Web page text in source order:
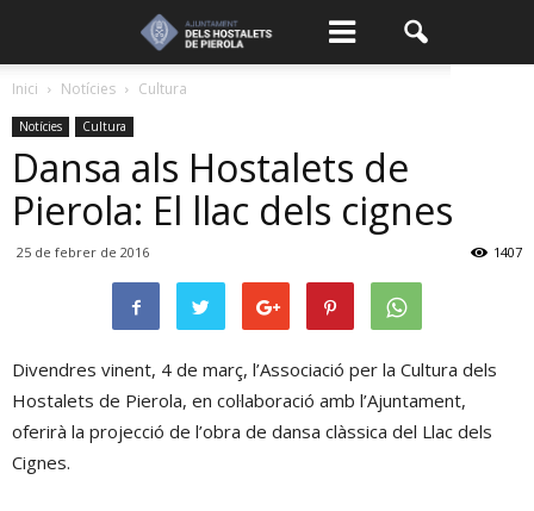
Inici Notícies Cultura
Notícies Cultura
Dansa als Hostalets de
Pierola: El llac dels cignes
25 de febrer de 2016 1407
Divendres vinent, 4 de març, l’Associació per la Cultura dels
Hostalets de Pierola, en col·laboració amb l’Ajuntament,
oferirà la projecció de l’obra de dansa clàssica del Llac dels
Cignes.